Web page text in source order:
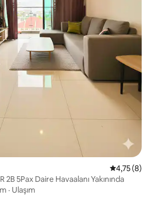
5 üzerinden
4,75 (8)
5Pax Daire Havaalanı Yakınında
· Ulaşım